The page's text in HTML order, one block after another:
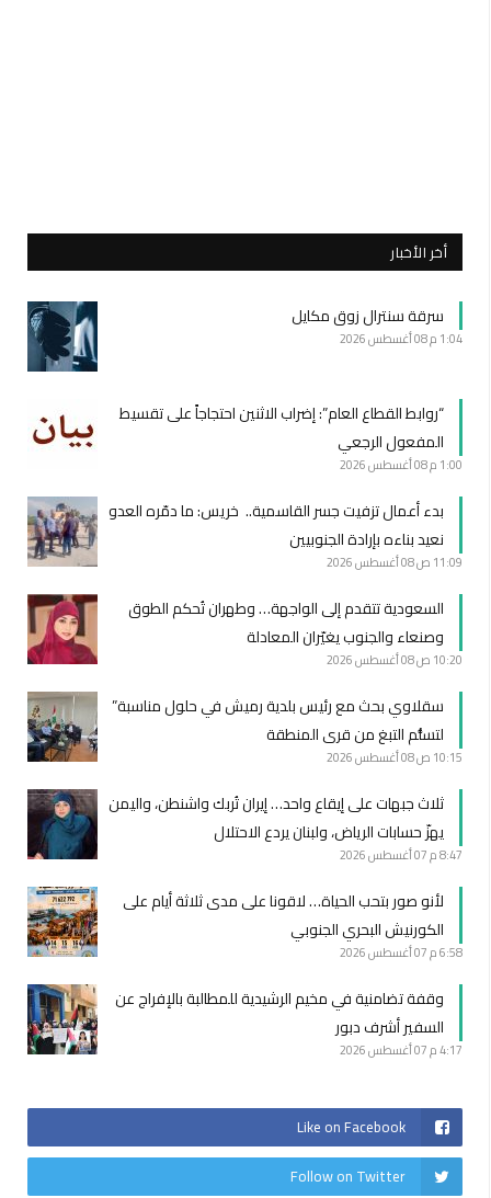
أخر الأخبار
سرقة سنترال زوق مكايل
1:04 م 08 أغسطس 2026
“روابط القطاع العام”: إضراب الاثنين احتجاجاً على تقسيط
المفعول الرجعي
1:00 م 08 أغسطس 2026
بدء أعمال تزفيت جسر القاسمية.. خريس: ما دمّره العدو
نعيد بناءه بإرادة الجنوبيين
11:09 ص 08 أغسطس 2026
السعودية تتقدم إلى الواجهة… وطهران تُحكم الطوق
وصنعاء والجنوب يغيّران المعادلة
10:20 ص 08 أغسطس 2026
سقلاوي بحث مع رئيس بلدية رميش في حلول مناسبة”
لتسلُّم التبغ من قرى المنطقة
10:15 ص 08 أغسطس 2026
ثلاث جبهات على إيقاع واحد… إيران تُربك واشنطن، واليمن
يهزّ حسابات الرياض، ولبنان يردع الاحتلال
8:47 م 07 أغسطس 2026
لأنو صور بتحب الحياة… لاقونا على مدى ثلاثة أيام على
الكورنيش البحري الجنوبي
6:58 م 07 أغسطس 2026
وقفة تضامنية في مخيم الرشيدية للمطالبة بالإفراج عن
السفير أشرف دبور
4:17 م 07 أغسطس 2026
Like on Facebook
Follow on Twitter